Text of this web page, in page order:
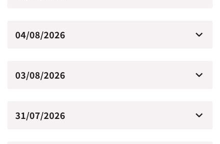
04/08/2026
03/08/2026
31/07/2026